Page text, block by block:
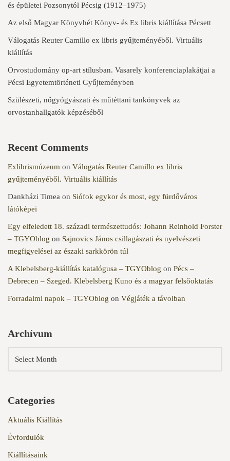
és épületei Pozsonytól Pécsig (1912–1975)
Az első Magyar Könyvhét Könyv- és Ex libris kiállítása Pécsett
Válogatás Reuter Camillo ex libris gyűjteményéből. Virtuális
kiállítás
Orvostudomány op-art stílusban. Vasarely konferenciaplakátjai a
Pécsi Egyetemtörténeti Gyűjteményben
Szülészeti, nőgyógyászati és műtéttani tankönyvek az
orvostanhallgatók képzéséből
Recent Comments
Exlibrismúzeum on Válogatás Reuter Camillo ex libris
gyűjteményéből. Virtuális kiállítás
Dankházi Timea on Siófok egykor és most, egy fürdőváros
látóképei
Egy elfeledett 18. századi természettudós: Johann Reinhold Forster
– TGYOblog on Sajnovics János csillagászati és nyelvészeti
megfigyelései az északi sarkkörön túl
A Klebelsberg-kiállítás katalógusa – TGYOblog on Pécs –
Debrecen – Szeged. Klebelsberg Kuno és a magyar felsőoktatás
Forradalmi napok – TGYOblog on Végjáték a távolban
Archívum
Categories
Aktuális Kiállítás
Évfordulók
Kiállításaink